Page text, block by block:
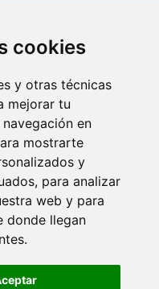
cookies
y otras técnicas
mejorar tu
en
mostrarte
y
para analizar
web y para
donde llegan